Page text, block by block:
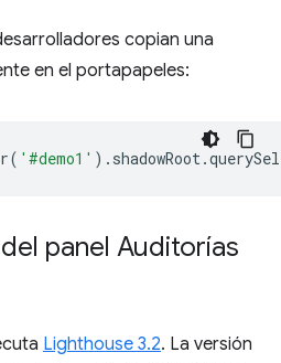
copian una
en el portapapeles:
( '#demo1' ). shadowRoot.
panel Auditorías
Lighthouse 3.2. La versión